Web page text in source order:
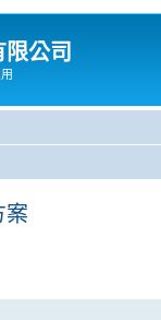
公司
案